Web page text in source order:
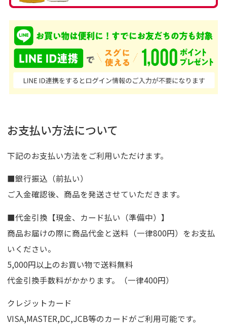
お支払い方法について
下記のお支払い方法をご利用いただけます。
■銀行振込（前払い）
ご入金確認後、商品を発送させていただきます。
■代金引換【現金、カード払い（準備中）】
商品お届けの際に商品代金と送料（一律800円）をお支払
いください。
5,000円以上のお買い物で送料無料
代金引換手数料がかかります。（一律400円）
クレジットカード
VISA,MASTER,DC,JCB等のカードがご利用可能です。